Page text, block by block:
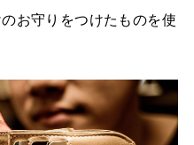
お守りをつけたものを使